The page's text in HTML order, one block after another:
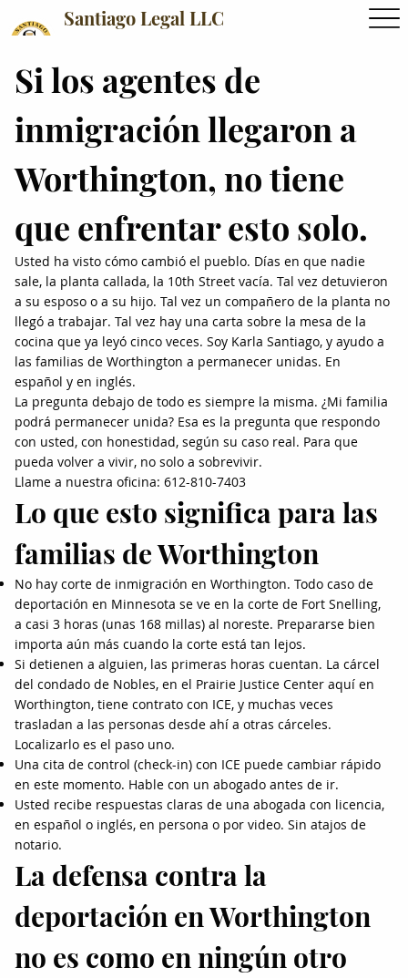
Santiago Legal LLC
Si los agentes de
inmigración llegaron a
Worthington, no tiene
que enfrentar esto solo.
Usted ha visto cómo cambió el pueblo. Días en que nadie
sale, la planta callada, la 10th Street vacía. Tal vez detuvieron
a su esposo o a su hijo. Tal vez un compañero de la planta no
llegó a trabajar. Tal vez hay una carta sobre la mesa de la
cocina que ya leyó cinco veces. Soy Karla Santiago, y ayudo a
las familias de Worthington a permanecer unidas. En
español y en inglés.
La pregunta debajo de todo es siempre la misma. ¿Mi familia
podrá permanecer unida? Esa es la pregunta que respondo
con usted, con honestidad, según su caso real. Para que
pueda volver a vivir, no solo a sobrevivir.
Llame a nuestra oficina: 612-810-7403
Lo que esto significa para las
familias de Worthington
No hay corte de inmigración en Worthington. Todo caso de
deportación en Minnesota se ve en la corte de Fort Snelling,
a casi 3 horas (unas 168 millas) al noreste. Prepararse bien
importa aún más cuando la corte está tan lejos.
Si detienen a alguien, las primeras horas cuentan. La cárcel
del condado de Nobles, en el Prairie Justice Center aquí en
Worthington, tiene contrato con ICE, y muchas veces
trasladan a las personas desde ahí a otras cárceles.
Localizarlo es el paso uno.
Una cita de control (check-in) con ICE puede cambiar rápido
en este momento. Hable con un abogado antes de ir.
Usted recibe respuestas claras de una abogada con licencia,
en español o inglés, en persona o por video. Sin atajos de
notario.
La defensa contra la
deportación en Worthington
no es como en ningún otro